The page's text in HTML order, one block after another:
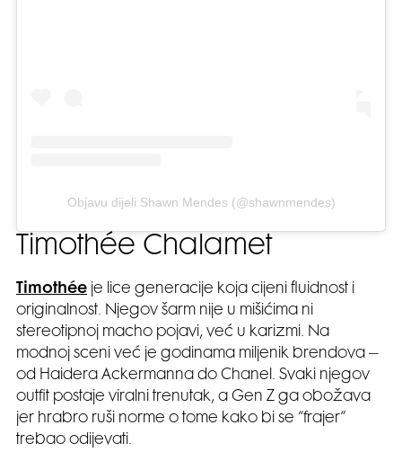
Objavu dijeli Shawn Mendes (@shawnmendes)
Timothée Chalamet
Timothée je lice generacije koja cijeni fluidnost i
originalnost. Njegov šarm nije u mišićima ni
stereotipnoj macho pojavi, već u karizmi. Na
modnoj sceni već je godinama miljenik brendova –
od Haidera Ackermanna do Chanel. Svaki njegov
outfit postaje viralni trenutak, a Gen Z ga obožava
jer hrabro ruši norme o tome kako bi se “frajer”
trebao odijevati.